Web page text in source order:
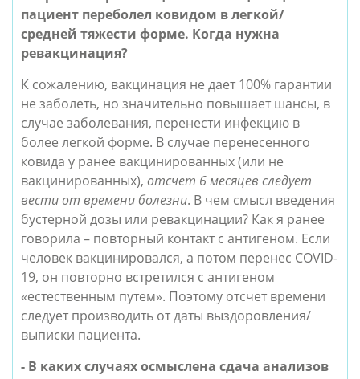
пациент переболел ковидом в легкой/
средней тяжести форме. Когда нужна
ревакцинация?
К сожалению, вакцинация не дает 100% гарантии
не заболеть, но значительно повышает шансы, в
случае заболевания, перенести инфекцию в
более легкой форме. В случае перенесенного
ковида у ранее вакцинированных (или не
вакцинированных), отсчет 6 месяцев следует
вести от времени болезни. В чем смысл введения
бустерной дозы или ревакцинации? Как я ранее
говорила – повторный контакт с антигеном. Если
человек вакцинировался, а потом перенес COVID-
19, он повторно встретился с антигеном
«естественным путем». Поэтому отсчет времени
следует производить от даты выздоровления/
выписки пациента.
- В каких случаях осмыслена сдача анализов